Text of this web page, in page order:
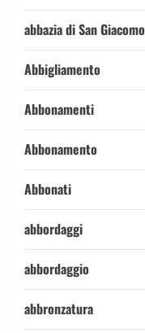
abbazia di San Giacomo
Abbigliamento
Abbonamenti
Abbonamento
Abbonati
abbordaggi
abbordaggio
abbronzatura